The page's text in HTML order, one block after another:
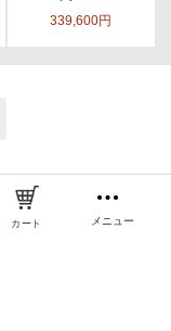
339,600円
カート メニュー